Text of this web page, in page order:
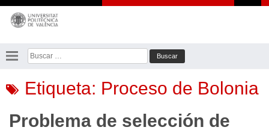
Saltar
contenido
Buscar:
Etiqueta: Proceso de Bolonia
Problema de selección de